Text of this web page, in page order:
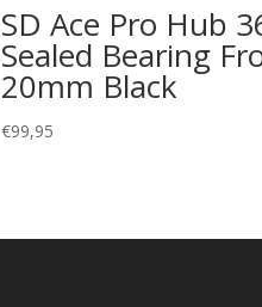
SD Ace Pro Hub
Sealed Bearing
20mm Black
€99,95